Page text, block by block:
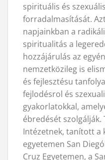
spirituális és
forradalmasítását.
napjainkban a
spiritualitás a
hozzájárulás az
nemzetközileg is
és fejlesztésu
fejlodésrol és
gyakorlatokkal,
ébredését
Intézetnek, tanított a
egyetemen San
Cruz Egyetemen, a